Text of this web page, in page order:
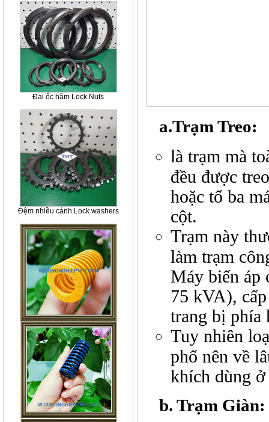
Đai ốc hãm Lock Nuts
Đệm nhiều cánh Lock washers
a.Trạm Treo:
là trạm mà
đều được
hoặc tổ ba
cột.
Trạm này
làm trạm
Máy biến áp
75 kVA),
trang bị phía
Tuy nhiên
phố nên về
khích dùng
b. Trạm Giàn: